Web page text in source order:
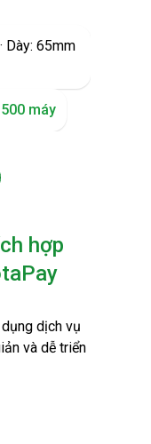
Dày: 65mm
máy
hợp
dịch vụ
và dễ triển